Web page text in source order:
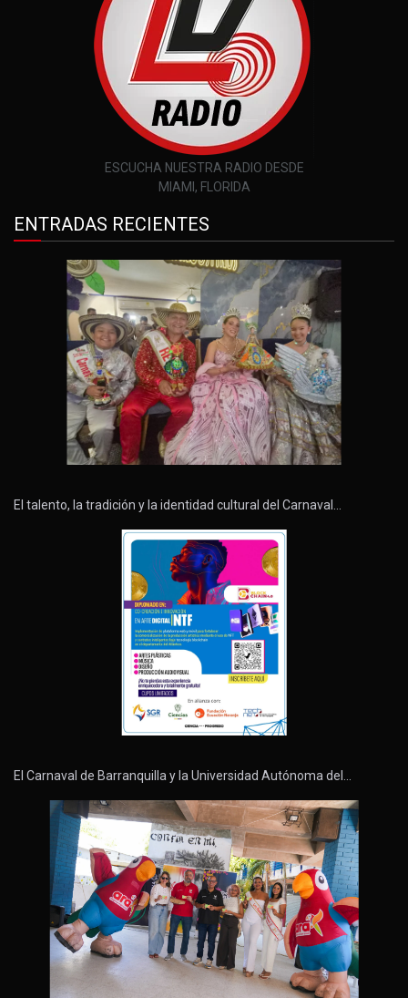
ESCUCHA NUESTRA RADIO DESDE
MIAMI, FLORIDA
ENTRADAS RECIENTES
El talento, la tradición y la identidad cultural del Carnaval…
El Carnaval de Barranquilla y la Universidad Autónoma del…